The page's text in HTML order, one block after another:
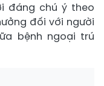
đáng chú ý theo
đối với người
bệnh ngoại trú